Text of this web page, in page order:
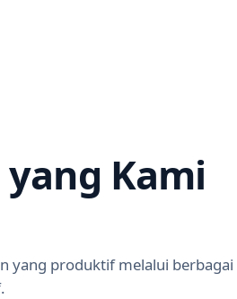
yang Kami
yang produktif melalui berbagai